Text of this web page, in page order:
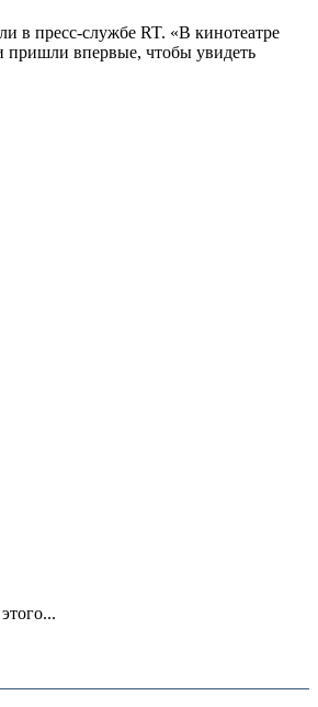
в пресс-службе RT. «В кинотеатре
пришли впервые, чтобы увидеть